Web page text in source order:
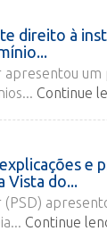
direito à
um
Continue
e
Vista do...
Continue